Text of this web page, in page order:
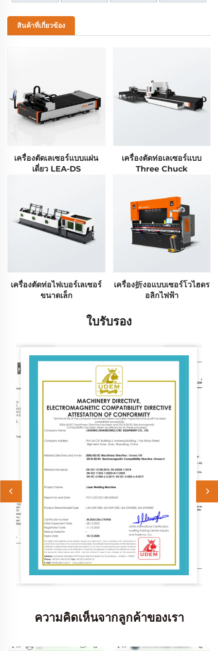
สินค้าที่เกี่ยวข้อง
เครื่องตัดเลเซอร์แบบแผ่น
เดี่ยว LEA-DS
เครื่องตัดท่อเลเซอร์แบบ
Three Chuck
เครื่องตัดท่อไฟเบอร์เลเซอร์
ขนาดเล็ก
เครื่อง折งอแบบเซอร์โวไฮดร
อลิกไฟฟ้า
ใบรับรอง
ความคิดเห็นจากลูกค้าของเรา